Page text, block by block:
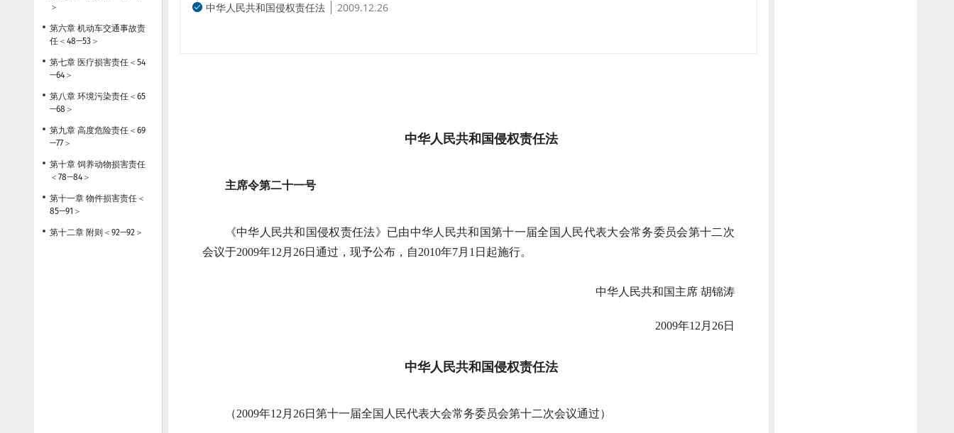
＞
第六章 机动车交通事故责
任 ＜ 48—53 ＞
第七章 医疗损害责任 ＜ 54
—64 ＞
第八章 环境污染责任 ＜ 65
—68 ＞
第九章 高度危险责任 ＜ 69
—77 ＞
第十章 饲养动物损害责任
＜ 78—84 ＞
第十一章 物件损害责任 ＜
85—91 ＞
第十二章 附则 ＜ 92—92 ＞
中华人民共和国侵权责任法 2009.12.26
中华人民共和国侵权责任法
主席令第二十一号
《中华人民共和国侵权责任法》已由中华人民共和国第十一届全国人民代表大会常务委员会第十二次
会议于2009年12月26日通过，现予公布，自2010年7月1日起施行。
中华人民共和国主席 胡锦涛
2009年12月26日
中华人民共和国侵权责任法
（2009年12月26日第十一届全国人民代表大会常务委员会第十二次会议通过）